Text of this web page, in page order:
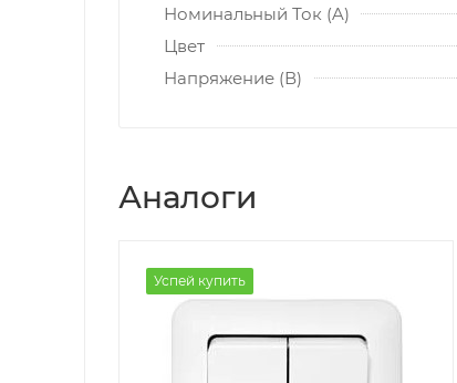
Номинальный Ток (A)
Цвет
Напряжение (В)
Аналоги
Успей купить